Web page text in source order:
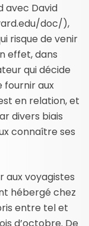
avec David
doc/),
risque de venir
effet, dans
qui décide
fournir aux
en relation, et
divers biais
connaître ses
aux voyagistes
hébergé chez
entre tel et
d’octobre. De